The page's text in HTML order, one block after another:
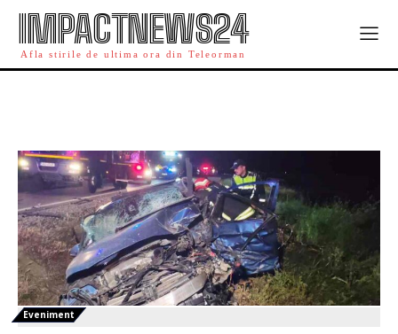
IMPACTNEWS24
Afla stirile de ultima ora din Teleorman
Eveniment